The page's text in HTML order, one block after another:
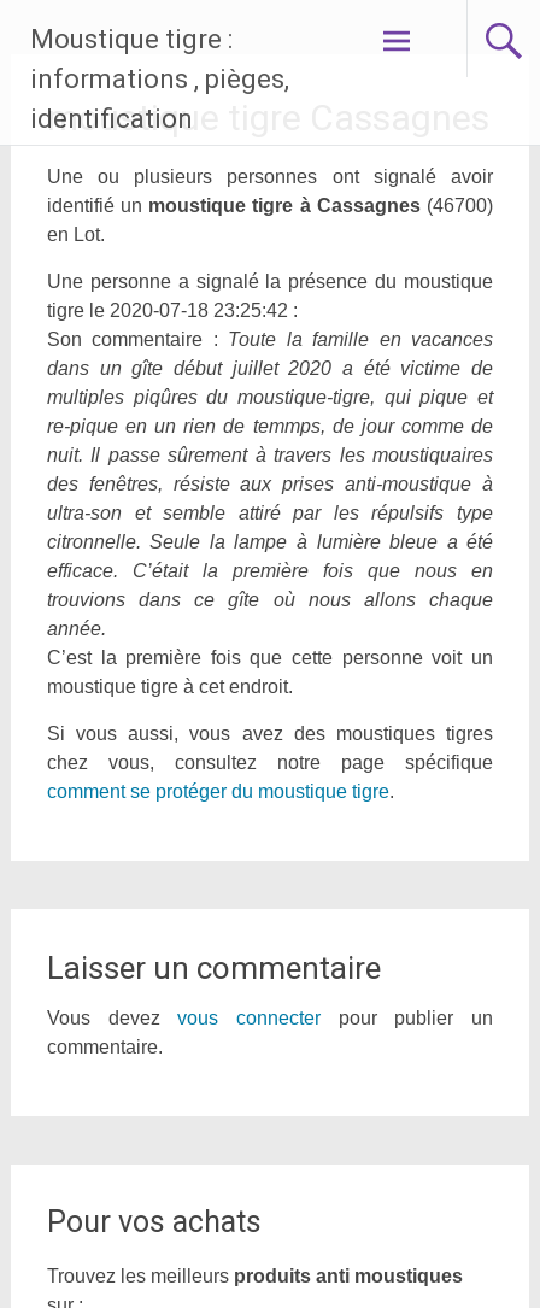
contenu
Moustique tigre :
informations , pièges,
identification
moustique tigre Cassagnes
Une ou plusieurs personnes ont signalé avoir
identifié un moustique tigre à Cassagnes(46700)
en Lot.
Une personne a signalé la présence du moustique
tigre le 2020-07-18 23:25:42 :
Son commentaire : Toute la famille en vacances
dans un gîte début juillet 2020 a été victime de
multiples piqûres du moustique-tigre, qui pique et
re-pique en un rien de temmps, de jour comme de
nuit. Il passe sûrement à travers les moustiquaires
des fenêtres, résiste aux prises anti-moustique à
ultra-son et semble attiré par les répulsifs type
citronnelle. Seule la lampe à lumière bleue a été
efficace. C’était la première fois que nous en
trouvions dans ce gîte où nous allons chaque
année.
C’est la première fois que cette personne voit un
moustique tigre à cet endroit.
Si vous aussi, vous avez des moustiques tigres
chez vous, consultez notre page spécifique
comment se protéger du moustique tigre.
Laisser un commentaire
Vous devezvous connecter pour publier un
commentaire.
Pour vos achats
Trouvez les meilleurs produits anti moustiques